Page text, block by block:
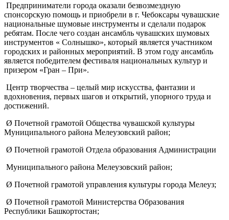
Предприниматели города оказали безвозмездную
спонсорскую помощь и приобрели в г. Чебоксары чувашские
национальные шумовые инструменты и сделали подарок
ребятам. После чего создан ансамбль чувашских шумовых
инструментов « Солнышко», который является участником
городских и районных мероприятий. В этом году ансамбль
является победителем фестиваля национальных культур и
призером «Гран – При».
Центр творчества – целый мир искусства, фантазии и
вдохновения, первых шагов и открытий, упорного труда и
достижений.
Ø Почетной грамотой Общества чувашской культуры
Муниципального района Мелеузовский район;
Ø Почетной грамотой Отдела образования Администрации
Муниципального района Мелеузовский район;
Ø Почетной грамотой управления культуры города Мелеуз;
Ø Почетной грамотой Министерства Образования
Республики Башкортостан;